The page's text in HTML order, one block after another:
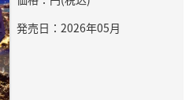
発売日：2026年05月